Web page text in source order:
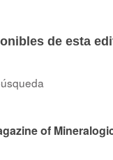
de esta
of